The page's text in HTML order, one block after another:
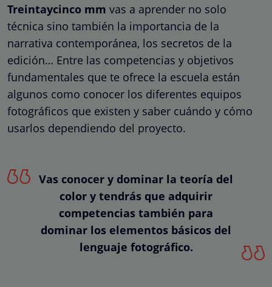
Treintaycinco mm vas a aprender no solo
técnica sino también la importancia de la
narrativa contemporánea, los secretos de la
edición… Entre las competencias y objetivos
fundamentales que te ofrece la escuela están
algunos como conocer los diferentes equipos
fotográficos que existen y saber cuándo y cómo
usarlos dependiendo del proyecto.
Vas conocer y dominar la teoría del
color y tendrás que adquirir
competencias también para
dominar los elementos básicos del
lenguaje fotográfico.